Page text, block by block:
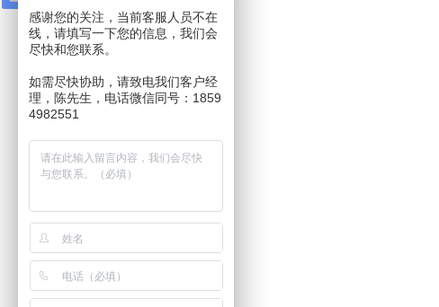
感谢您的关注，当前客服人员不在
线，请填写一下您的信息，我们会
尽快和您联系。
如需尽快协助，请致电我们客户经
理，陈先生，电话微信同号：1859
4982551